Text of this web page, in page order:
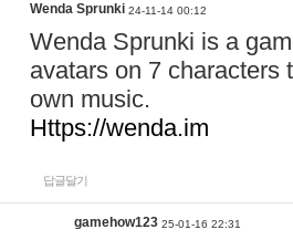
Wenda Sprunki 24-11-14 00:12
Wenda Sprunki is a
avatars on 7 characters
own music.
Https://wenda.im
답글달기
gamehow123 25-01-16 22:31